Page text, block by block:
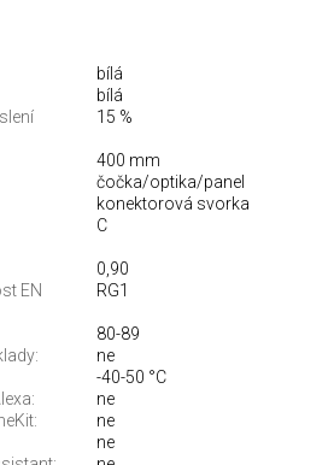
bílá
bílá
15 %
400 mm
čočka/optika/panel
konektorová svorka
C
0,90
EN
RG1
80-89
ne
-40-50 °C
ne
ne
ne